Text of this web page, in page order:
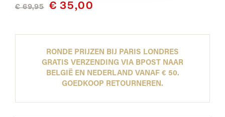
€ 69,95 € 35,00
RONDE PRIJZEN BIJ PARIS LONDRES
GRATIS VERZENDING VIA BPOST NAAR
BELGIË EN NEDERLAND VANAF € 50.
GOEDKOOP RETOURNEREN.